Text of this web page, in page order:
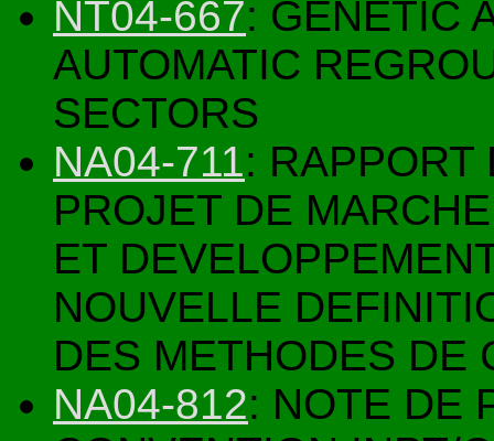
NT04-667: GENETIC
AUTOMATIC
SECTORS
NA04-711: RAPPORT
PROJET DE
ET
NOUVELLE
DES METHODES DE
NA04-812: NOTE DE